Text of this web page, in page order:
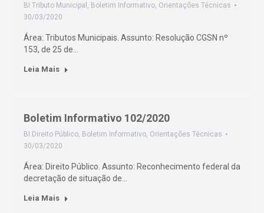
BI Tributo Municipal , Boletim Informativo, Orientações Técnicas
30/03/2020
Área: Tributos Municipais. Assunto: Resolução CGSN nº
153, de 25 de…
Leia Mais
Boletim Informativo 102/2020
BI Direito Público, Boletim Informativo, Orientações Técnicas
30/03/2020
Área: Direito Público. Assunto: Reconhecimento federal da
decretação de situação de…
Leia Mais